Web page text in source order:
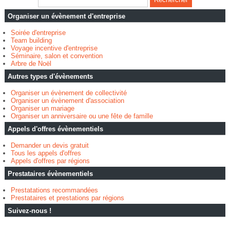
Organiser un évènement d'entreprise
Soirée d'entreprise
Team building
Voyage incentive d'entreprise
Séminaire, salon et convention
Arbre de Noël
Autres types d'évènements
Organiser un évènement de collectivité
Organiser un évènement d'association
Organiser un mariage
Organiser un anniversaire ou une fête de famille
Appels d'offres évènementiels
Demander un devis gratuit
Tous les appels d'offres
Appels d'offres par régions
Prestataires évènementiels
Prestatations recommandées
Prestataires et prestations par régions
Suivez-nous !